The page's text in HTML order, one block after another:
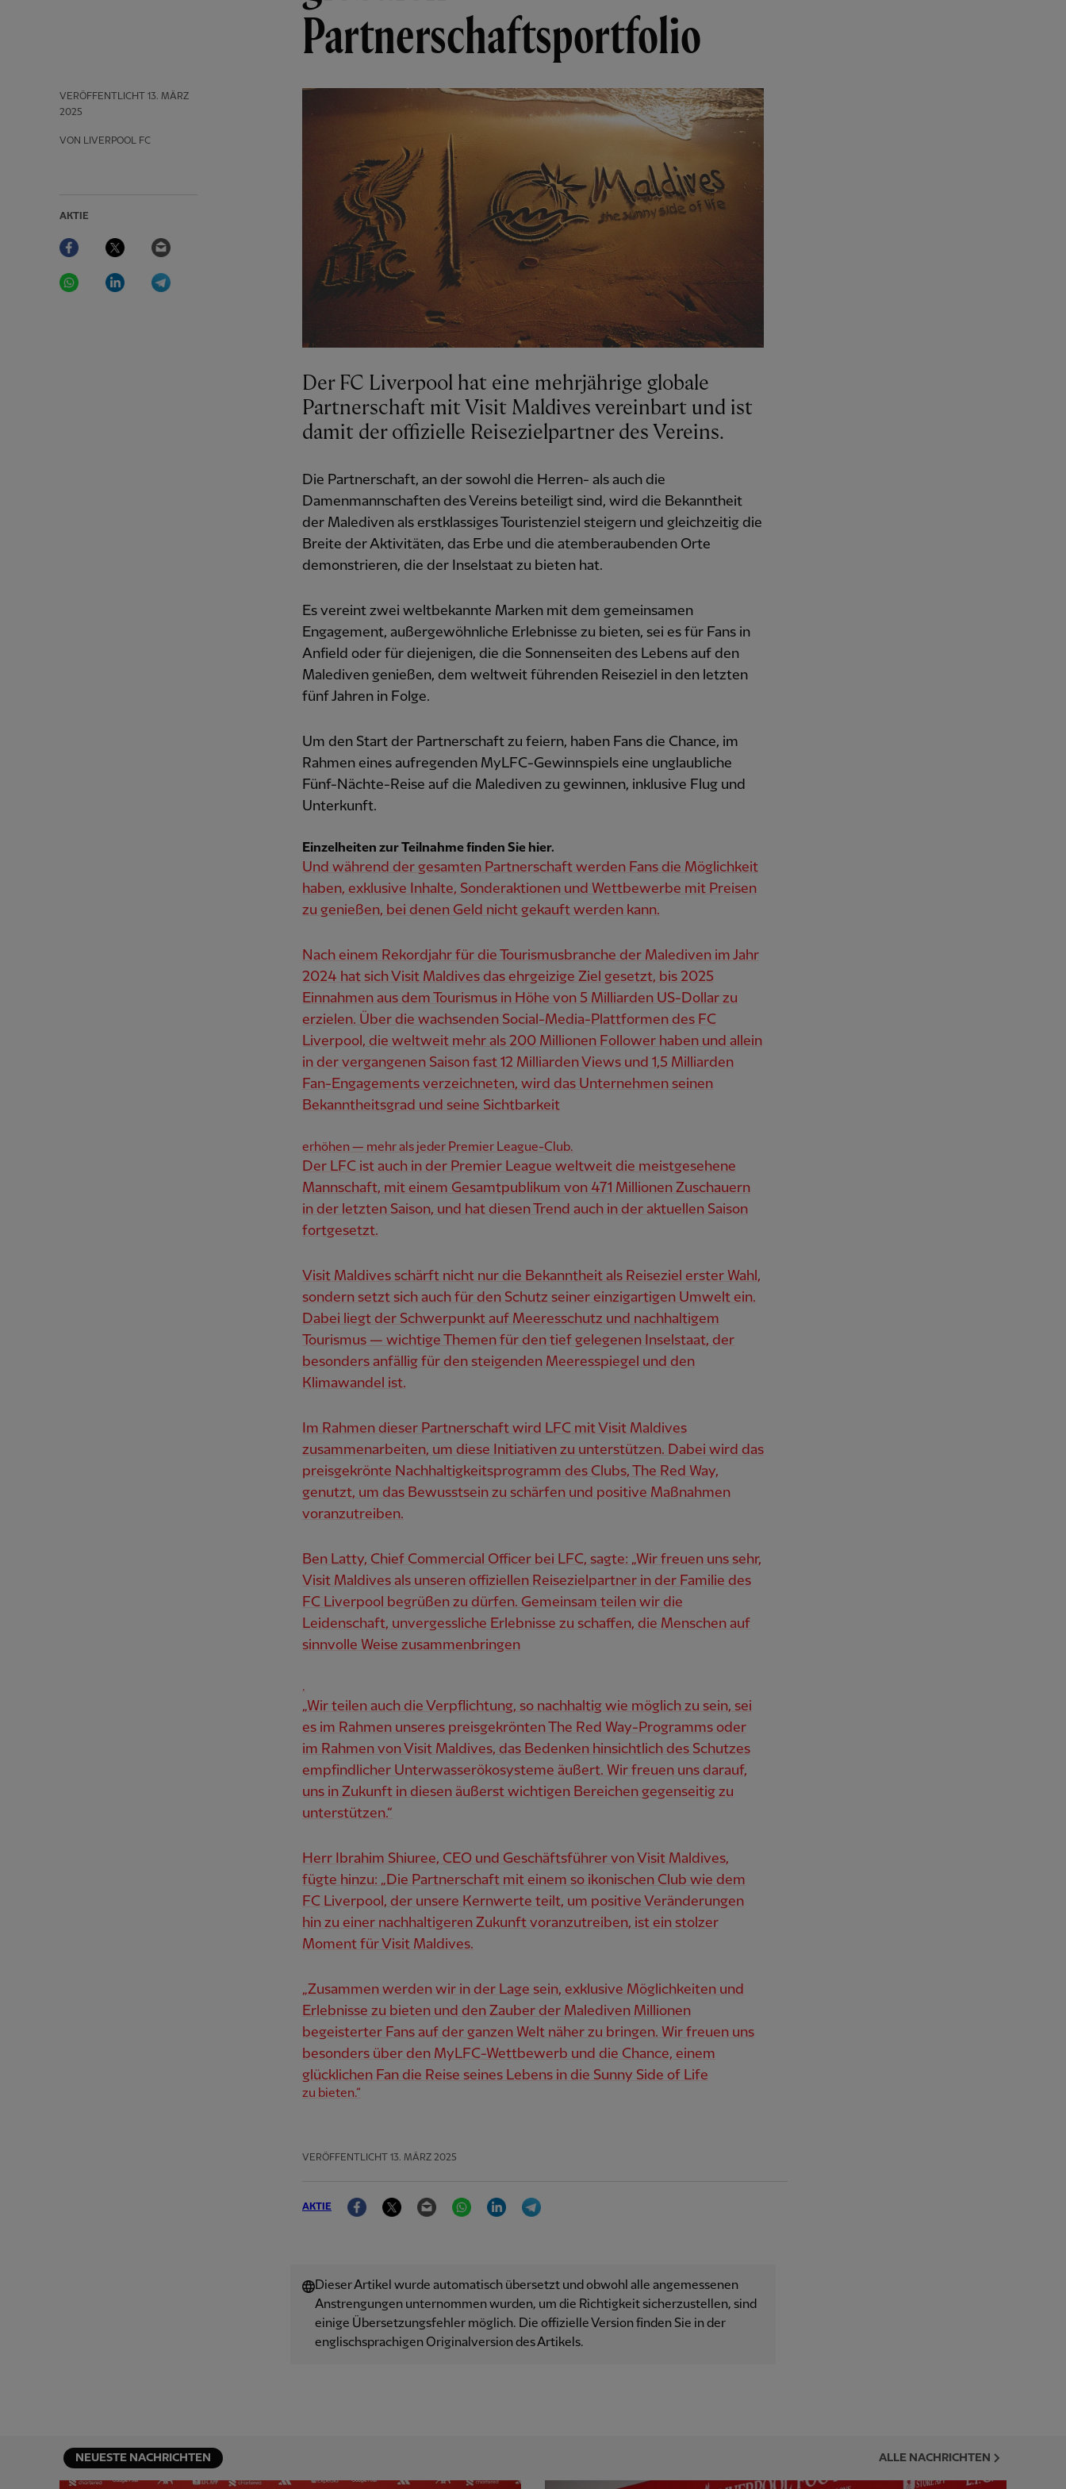
Partnerschaftsportfolio
VERÖFFENTLICHT 13. MÄRZ
2025
VON LIVERPOOL FC
AKTIE
Facebook Twitter
WhatsAppLinkedIn
Der FC Liverpool hat eine mehrjährige globale
Partnerschaft mit Visit Maldives vereinbart und ist
damit der offizielle Reisezielpartner des Vereins.
Die Partnerschaft, an der sowohl die Herren- als auch die
Damenmannschaften des Vereins beteiligt sind, wird die Bekanntheit
der Malediven als erstklassiges Touristenziel steigern und gleichzeitig die
Breite der Aktivitäten, das Erbe und die atemberaubenden Orte
demonstrieren, die der Inselstaat zu bieten hat.
Es vereint zwei weltbekannte Marken mit dem gemeinsamen
Engagement, außergewöhnliche Erlebnisse zu bieten, sei es für Fans in
Anfield oder für diejenigen, die die Sonnenseiten des Lebens auf den
Malediven genießen, dem weltweit führenden Reiseziel in den letzten
fünf Jahren in Folge.
Um den Start der Partnerschaft zu feiern, haben Fans die Chance, im
Rahmen eines aufregenden MyLFC-Gewinnspiels eine unglaubliche
Fünf-Nächte-Reise auf die Malediven zu gewinnen, inklusive Flug und
Unterkunft.
Einzelheiten zur Teilnahme finden Sie hier.
Und während der gesamten Partnerschaft werden Fans die Möglichkeit
haben, exklusive Inhalte, Sonderaktionen und Wettbewerbe mit Preisen
zu genießen, bei denen Geld nicht gekauft werden kann.
Nach einem Rekordjahr für die Tourismusbranche der Malediven im Jahr
2024 hat sich Visit Maldives das ehrgeizige Ziel gesetzt, bis 2025
Einnahmen aus dem Tourismus in Höhe von 5 Milliarden US-Dollar zu
erzielen. Über die wachsenden Social-Media-Plattformen des FC
Liverpool, die weltweit mehr als 200 Millionen Follower haben und allein
in der vergangenen Saison fast 12 Milliarden Views und 1,5 Milliarden
Fan-Engagements verzeichneten, wird das Unternehmen seinen
Bekanntheitsgrad und seine Sichtbarkeit
erhöhen — mehr als jeder Premier League-Club.
Der LFC ist auch in der Premier League weltweit die meistgesehene
Mannschaft, mit einem Gesamtpublikum von 471 Millionen Zuschauern
in der letzten Saison, und hat diesen Trend auch in der aktuellen Saison
fortgesetzt.
Visit Maldives schärft nicht nur die Bekanntheit als Reiseziel erster Wahl,
sondern setzt sich auch für den Schutz seiner einzigartigen Umwelt ein.
Dabei liegt der Schwerpunkt auf Meeresschutz und nachhaltigem
Tourismus — wichtige Themen für den tief gelegenen Inselstaat, der
besonders anfällig für den steigenden Meeresspiegel und den
Klimawandel ist.
Im Rahmen dieser Partnerschaft wird LFC mit Visit Maldives
zusammenarbeiten, um diese Initiativen zu unterstützen. Dabei wird das
preisgekrönte Nachhaltigkeitsprogramm des Clubs, The Red Way,
genutzt, um das Bewusstsein zu schärfen und positive Maßnahmen
voranzutreiben.
Ben Latty, Chief Commercial Officer bei LFC, sagte: „Wir freuen uns sehr,
Visit Maldives als unseren offiziellen Reisezielpartner in der Familie des
FC Liverpool begrüßen zu dürfen. Gemeinsam teilen wir die
Leidenschaft, unvergessliche Erlebnisse zu schaffen, die Menschen auf
sinnvolle Weise zusammenbringen
.
„Wir teilen auch die Verpflichtung, so nachhaltig wie möglich zu sein, sei
es im Rahmen unseres preisgekrönten The Red Way-Programms oder
im Rahmen von Visit Maldives, das Bedenken hinsichtlich des Schutzes
empfindlicher Unterwasserökosysteme äußert. Wir freuen uns darauf,
uns in Zukunft in diesen äußerst wichtigen Bereichen gegenseitig zu
unterstützen.“
Herr Ibrahim Shiuree, CEO und Geschäftsführer von Visit Maldives,
fügte hinzu: „Die Partnerschaft mit einem so ikonischen Club wie dem
FC Liverpool, der unsere Kernwerte teilt, um positive Veränderungen
hin zu einer nachhaltigeren Zukunft voranzutreiben, ist ein stolzer
Moment für Visit Maldives.
„Zusammen werden wir in der Lage sein, exklusive Möglichkeiten und
Erlebnisse zu bieten und den Zauber der Malediven Millionen
begeisterter Fans auf der ganzen Welt näher zu bringen. Wir freuen uns
besonders über den MyLFC-Wettbewerb und die Chance, einem
glücklichen Fan die Reise seines Lebens in die Sunny Side of Life
zu bieten.“
VERÖFFENTLICHT 13. MÄRZ 2025
AKTIE
FacebookTwitter Email WhatsAppLinkedIn
Dieser Artikel wurde automatisch übersetzt und obwohl alle angemessenen
Anstrengungen unternommen wurden, um die Richtigkeit sicherzustellen, sind
einige Übersetzungsfehler möglich. Die offizielle Version finden Sie in der
englischsprachigen Originalversion des Artikels.
NEUESTE NACHRICHTEN ALLE NACHRICHTEN